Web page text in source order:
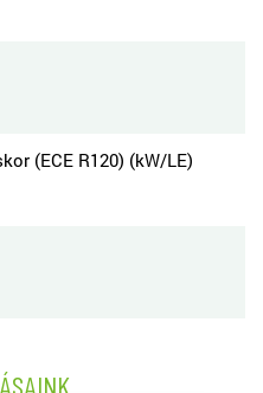
(ECE R120) (kW/LE)